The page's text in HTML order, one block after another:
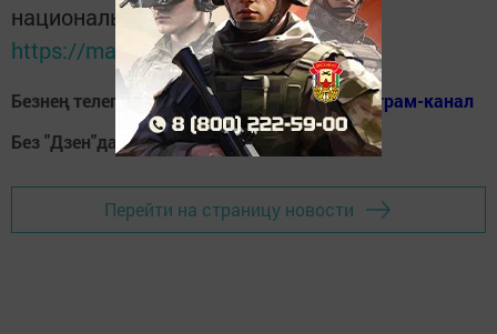
национальном мессенджере MАХ:
https://max.ru/tatmedia
Безнең телеграм каналга кушылыгыз!Телеграм-канал
Без "Дзен"да!Дзен
Перейти на страницу новости